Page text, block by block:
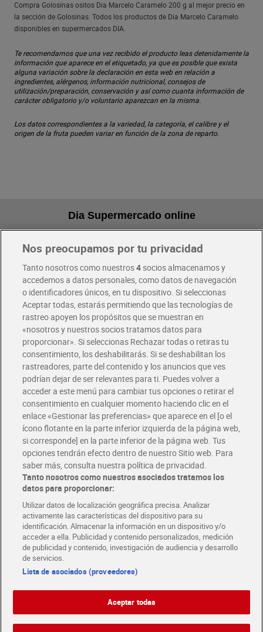
Compra Golosinas ositos Dia Marcelo Caramelo 200 g al mejor precio en
la sección de Golosinas. Todos los productos de Dia Marcelo Caramelo
disponibles en supermercados DIA.
Te recomendamos que una vez recibido el producto leas detenidamente la
información que aparece en el etiquetado, ya que es posible que exista
alguna variación sobre la declaración en esta web en relación a
ingredientes, alérgenos, información nutricional, consejos de
utilización/preparación, conservación y así como cuanta información de
carácter obligatorio y/o voluntario aparezcan en la misma.
Los datos correspondientes a la variedad, la categoría, el calibre y el
origen de la fruta pueden variar en función de la zona de reparto.
Dia Supermercado online
Pide hoy, recibe hoy
Envío gratis por compras superiores a 100€
Envío estandar por 4,99€
Glovo y Uber Eats
Solicita tu factura de Glovo o Uber Eats
Únete al CLUB Dia
Disfruta las ventajas y ofertas exclusivas.
Descárgate la APP Dia
Folletos y Tiendas
Descubre las mejores ofertas y busca tu tienda más cercana
Tarjeta MaX Dia
Te devuelve hasta 8€/mes de tus compras.
¡Solicita tu tarjeta de crédito aquí!
COMER MEJOR CADA DIA
COLABORA CON DIA ABRE TU TIENDA DIA CORPORATE
Nos preocupamos por tu privacidad
Tanto nosotros como nuestros4socios almacenamos y
accedemos a datos personales, como datos de navegación
o identificadores únicos, en tu dispositivo. Si seleccionas
Aceptar todas, estarás permitiendo que las tecnologías de
rastreo apoyen los propósitos que se muestran en
«nosotros y nuestros socios tratamos datos para
proporcionar». Si seleccionas Rechazar todas o retiras tu
consentimiento, los deshabilitarás. Si se deshabilitan los
rastreadores, parte del contenido y los anuncios que ves
podrían dejar de ser relevantes para ti. Puedes volver a
acceder a este menú para cambiar tus opciones o retirar el
consentimiento en cualquier momento haciendo clic en el
enlace «Gestionar las preferencias» que aparece en el [o el
ícono flotante en la parte inferior izquierda de la página web,
si corresponde] en la parte inferior de la página web. Tus
opciones tendrán efecto dentro de nuestro Sitio web. Para
saber más, consulta nuestra política de privacidad.
Tanto nosotros como nuestros asociados tratamos los
datos para proporcionar:
Utilizar datos de localización geográfica precisa. Analizar
activamente las características del dispositivo para su
identificación. Almacenar la información en un dispositivo y/o
acceder a ella. Publicidad y contenido personalizados, medición
de publicidad y contenido, investigación de audiencia y desarrollo
de servicios.
Lista de asociados (proveedores)
Aceptar todas